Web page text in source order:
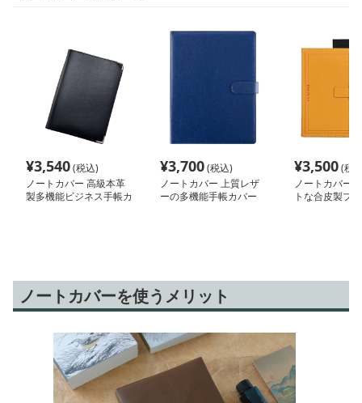
¥3,540(税込)
ノートカバー 高級本革
製多機能ビジネス手帳カ
¥3,700(税込)
ノートカバー 上質レザ
ーの多機能手帳カバー
¥3,500(税
ノートカバー
トな合皮製プ
ノートカバーを使うメリット